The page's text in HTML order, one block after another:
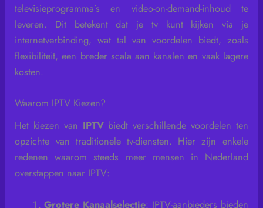
televisieprogramma’s en video-on-demand-inhoud te
leveren. Dit betekent dat je tv kunt kijken via je
internetverbinding, wat tal van voordelen biedt, zoals
flexibiliteit, een breder scala aan kanalen en vaak lagere
kosten.
Waarom IPTV Kiezen?
Het kiezen van IPTVbiedt verschillende voordelen ten
opzichte van traditionele tv-diensten. Hier zijn enkele
redenen waarom steeds meer mensen in Nederland
overstappen naar IPTV:
Grotere Kanaalselectie: IPTV-aanbieders bieden